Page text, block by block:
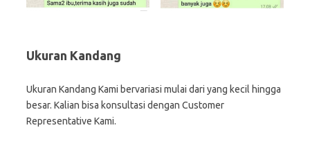
Ukuran Kandang
Ukuran Kandang Kami bervariasi mulai dari yang kecil hingga
besar. Kalian bisa konsultasi dengan Customer
Representative Kami.